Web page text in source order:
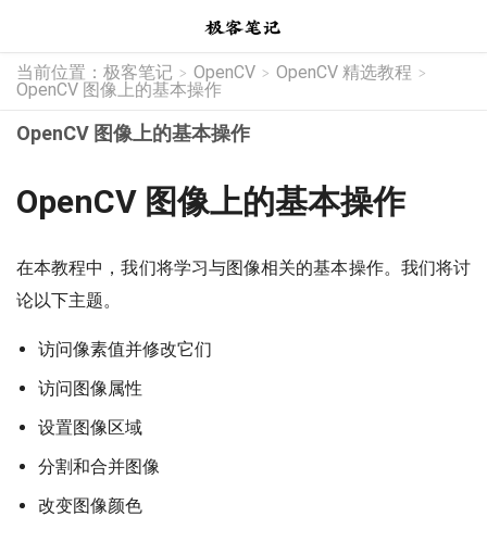
当前位置： 极客笔记 > OpenCV > OpenCV 精选教程 >
OpenCV 图像上的基本操作
OpenCV 图像上的基本操作
OpenCV 图像上的基本操作
在本教程中，我们将学习与图像相关的基本操作。我们将讨
论以下主题。
访问像素值并修改它们
访问图像属性
设置图像区域
分割和合并图像
改变图像颜色